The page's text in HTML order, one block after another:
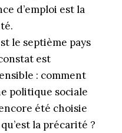
d’emploi est la
le septième pays
est
: comment
politique sociale
été choisie
la précarité ?